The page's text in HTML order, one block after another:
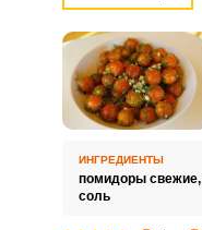
ИНГРЕДИЕНТЫ
помидоры свежие,
соль